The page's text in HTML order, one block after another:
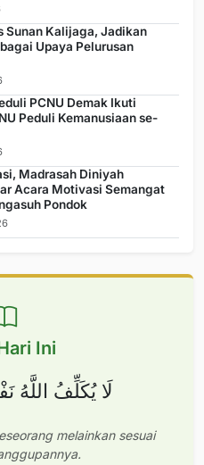
Sunan Kalijaga, Jadikan
Upaya Pelurusan
PCNU Demak Ikuti
Peduli Kemanusiaan se-
Madrasah Diniyah
Acara Motivasi Semangat
Pondok
Ini
لَا يُكَلِّفُ اللَّهُ
melainkan sesuai